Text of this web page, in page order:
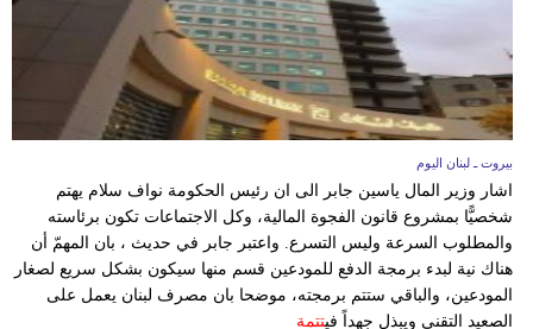
بيروت ـ لبنان اليوم
اشار وزير المال ياسين جابر الى ان رئيس الحكومة ​نواف سلام​ يهتم
شخصيًّا بمشروع ​قانون الفجوة المالية​، وكل الاجتماعات تكون برئاسته
والمطلوب السرعة وليس التسرع. واعتبر جابر في حديث ، بان المهمّ أن
هناك نية لبدء برمجة الدفع للمودعين قسم منها سيكون بشكل سريع لصغار
المودعين، والباقي ستتم برمجته، موضحا بان مصرف لبنان يعمل على
الصعيد التقني ويبذل جهداً فيتتمة